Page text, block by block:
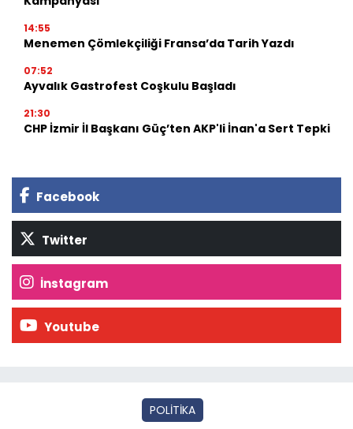
14:55
Menemen Çömlekçiliği Fransa’da Tarih Yazdı
07:52
Ayvalık Gastrofest Coşkulu Başladı
21:30
CHP İzmir İl Başkanı Güç’ten AKP'li İnan'a Sert Tepki
Facebook
Twitter
İnstagram
Youtube
POLİTİKA